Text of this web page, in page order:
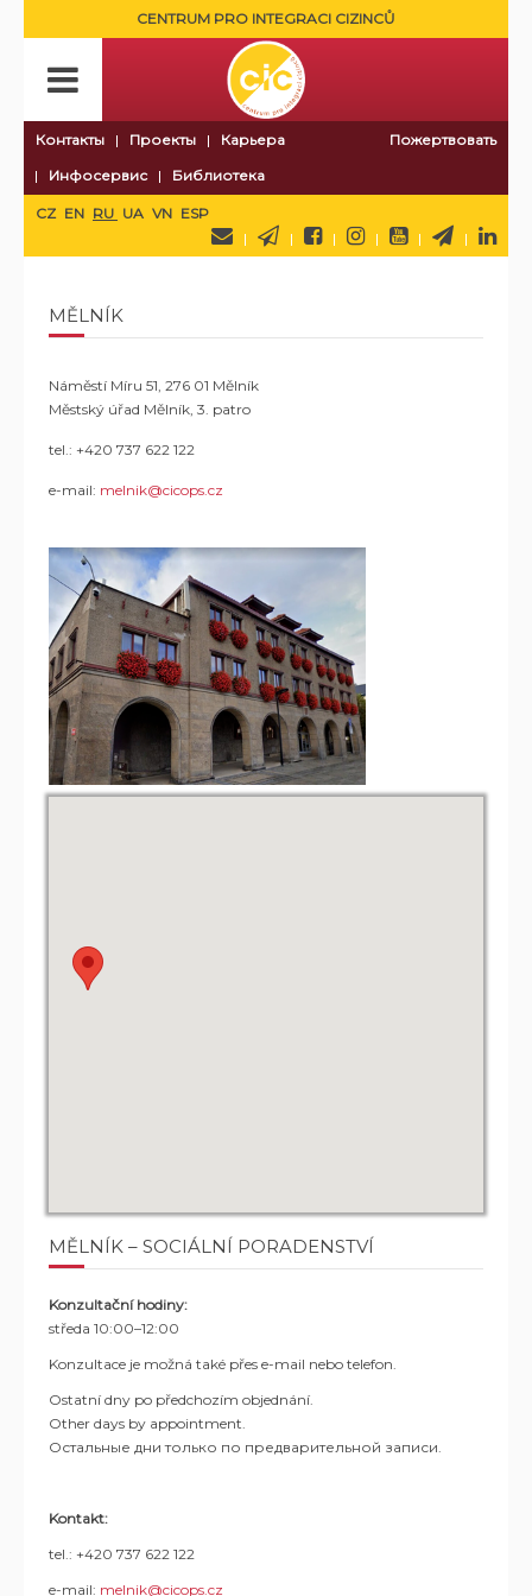
CENTRUM PRO INTEGRACI CIZINCŮ
Контакты Проекты
Карьера
Инфосервис
Библиотека
Пожертвовать
CZ EN RU UA VN ESP
MĚLNÍK
Náměstí Míru 51, 276 01 Mělník
Městský úřad Mělník, 3. patro
tel.: +420 737 622 122
e-mail: melnik@cicops.cz
MĚLNÍK – SOCIÁLNÍ PORADENSTVÍ
Konzultační hodiny:
středa 10:00–12:00
Konzultace je možná také přes e-mail nebo telefon.
Ostatní dny po předchozím objednání.
Other days by appointment.
Остальные дни только по предварительной записи.
Kontakt:
tel.: +420 737 622 122
e-mail: melnik@cicops.cz